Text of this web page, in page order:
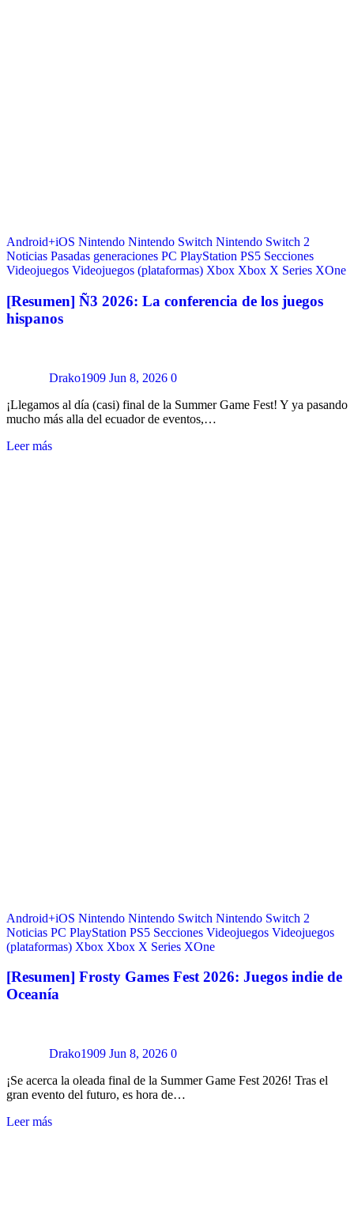
Android+iOS Nintendo Nintendo Switch Nintendo Switch 2
Noticias Pasadas generaciones PC PlayStation PS5 Secciones
Videojuegos Videojuegos (plataformas) Xbox Xbox X Series XOne
[Resumen] Ñ3 2026: La conferencia de los juegos
hispanos
Drako1909 Jun 8, 2026 0
¡Llegamos al día (casi) final de la Summer Game Fest! Y ya pasando
mucho más alla del ecuador de eventos,…
Leer más
Android+iOS Nintendo Nintendo Switch Nintendo Switch 2
Noticias PC PlayStation PS5 Secciones Videojuegos Videojuegos
(plataformas) Xbox Xbox X Series XOne
[Resumen] Frosty Games Fest 2026: Juegos indie de
Oceanía
Drako1909 Jun 8, 2026 0
¡Se acerca la oleada final de la Summer Game Fest 2026! Tras el
gran evento del futuro, es hora de…
Leer más